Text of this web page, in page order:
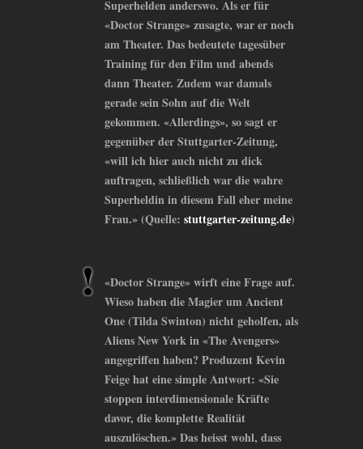
Superhelden anderswo. Als er für
«Doctor Strange» zusagte, war er noch
am Theater. Das bedeutete tagesüber
Training für den Film und abends
dann Theater. Zudem war damals
gerade sein Sohn auf die Welt
gekommen. «Allerdings», so sagt er
gegenüber der Stuttgarter-Zeitung,
«will ich hier auch nicht zu dick
auftragen, schließlich war die wahre
Superheldin in diesem Fall eher meine
Frau.» (Quelle: stuttgarter-zeitung.de)
«Doctor Strange» wirft eine Frage auf.
Wieso haben die Magier um Ancient
One (Tilda Swinton) nicht geholfen, als
Aliens New York in «The Avengers»
angegriffen haben? Produzent Kevin
Feige hat eine simple Antwort: «Sie
stoppen interdimensionale Kräfte
davor, die komplette Realität
auszulöschen.» Das heisst wohl, dass